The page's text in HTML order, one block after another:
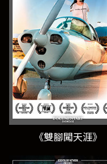
《雙腳闖天涯》